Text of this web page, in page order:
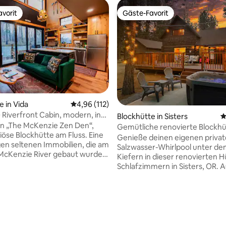
4,93 von 5, 143 Bewertungen
in Vida Durchschnittliche Bewertung: 4,96 von 5,
4,96 (112)
Riverfront Cabin, modern, in
heißen Quellen
„The McKenzie Zen Den“,
Blockhütte am Fluss. Eine
seltenen Immobilien, die am
River gebaut wurde,
Gäste-Favorit
Gäste-Favorit
Blockhütte in Sisters
Gemütliche renovierte
WHIRLPOOL – große Terrasse!
Genieße deinen eigenen
Salzwasser-Whirlpool unter
Kiefern in dieser renovierten
Schlafzimmern in Sisters, OR.